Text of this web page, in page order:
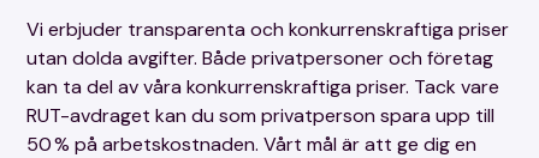
Vi erbjuder transparenta och konkurrenskraftiga priser
utan dolda avgifter. Både privatpersoner och företag
kan ta del av våra konkurrenskraftiga priser. Tack vare
RUT-avdraget kan du som privatperson spara upp till
50 % på arbetskostnaden. Vårt mål är att ge dig en